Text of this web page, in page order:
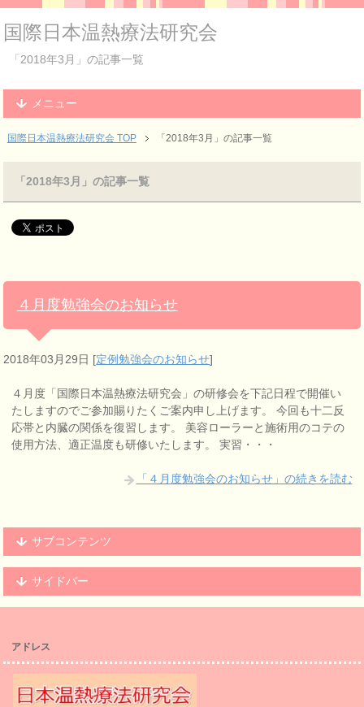
国際日本温熱療法研究会
「2018年3月」の記事一覧
メニュー
国際日本温熱療法研究会 TOP 「2018年3月」の記事一覧
「2018年3月」の記事一覧
４月度勉強会のお知らせ
2018年03月29日 [定例勉強会のお知らせ]
４月度「国際日本温熱療法研究会」の研修会を下記日程で開催い
たしますのでご参加賜りたくご案内申し上げます。 今回も十二反
応帯と内臓の関係を復習します。 美容ローラーと施術用のコテの
使用方法、適正温度も研修いたします。 実習・・・
「４月度勉強会のお知らせ」の続きを読む
サブコンテンツ
サイドバー
アドレス